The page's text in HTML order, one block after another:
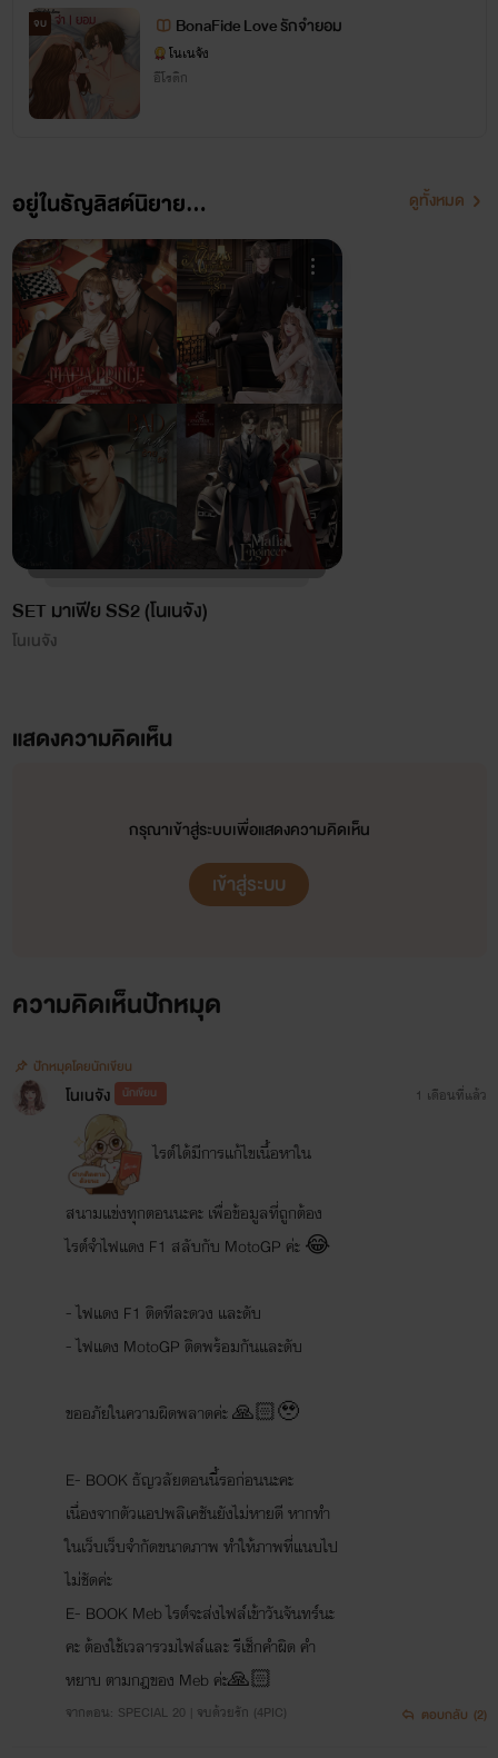
มาตรา15 27 31
มีโทษปรับตั้งแต่ 100,000 - 800,000 บาท หรือ
_____________
จบ BonaFide Love รักจำยอม
โนเนจัง
อีโรติก
อยู่ในธัญลิสต์นิยาย... ดูทั้งหมด
SET มาเฟีย SS2 (โนเนจัง)
โนเนจัง
แสดงความคิดเห็น
กรุณาเข้าสู่ระบบเพื่อแสดงความคิดเห็น
เข้าสู่ระบบ
ความคิดเห็นปักหมุด
ปักหมุดโดยนักเขียน
โนเนจัง นักเขียน
ไรต์ได้มีการแก้ไขเนื้อหาใน
สนามแข่งทุกตอนนะคะ เพื่อข้อมูลที่ถูกต้อง
ไรต์จำไฟแดง F1 สลับกับ MotoGP ค่ะ 😂
- ไฟแดง F1 ติดทีละดวง และดับ
- ไฟแดง MotoGP ติดพร้อมกันและดับ
ขออภัยในความผิดพลาดค่ะ 🙏🏻🥹
E- BOOK ธัญวลัยตอนนี้รอก่อนนะคะ
เนื่องจากตัวแอปพลิเคชันยังไม่หายดี หากทำ
ในเว็บเว็บจำกัดขนาดภาพ ทำให้ภาพที่แนบไป
ไม่ชัดค่ะ
E- BOOK Meb ไรต์จะส่งไฟล์เข้าวันจันทร์นะ
คะ ต้องใช้เวลารวมไฟล์และ รีเช็กคำผิด คำ
หยาบ ตามกฎของ Meb ค่ะ🙏🏻
จากตอน: SPECIAL 20 | จบด้วยรัก (4PIC)
1 เดือนที่แล้ว
ตอบกลับ (2)